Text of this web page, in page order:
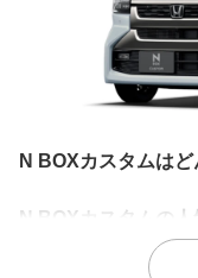
N BOXカスタムはど
N BOXカスタムの
あらゆる装備を盛